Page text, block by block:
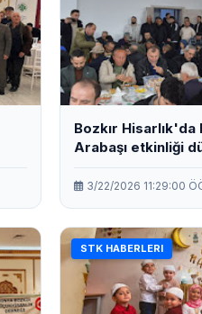
Bozkır Hisarlık'da
Arabaşı etkinliği
3/22/2026 11:29:00
STK HABERLERI